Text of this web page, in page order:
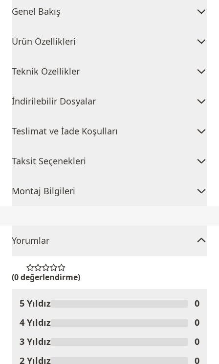
Genel Bakış
Ürün Özellikleri
Teknik Özellikler
İndirilebilir Dosyalar
Teslimat ve İade Koşulları
Taksit Seçenekleri
Montaj Bilgileri
Yorumlar
(0 değerlendirme)
Ürünü Değerlendir
5 Yıldız
0
4 Yıldız
0
3 Yıldız
0
2 Yıldız
0